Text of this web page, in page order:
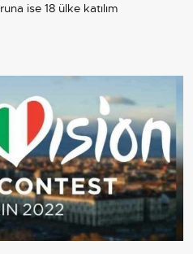
ise 18 ülke katılım